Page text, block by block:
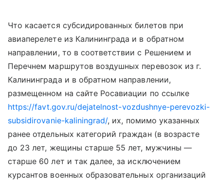
Что касается субсидированных билетов при
авиаперелете из Калининграда и в обратном
направлении, то в соответствии с Решением и
Перечнем маршрутов воздушных перевозок из г.
Калининграда и в обратном направлении,
размещенном на сайте Росавиации по ссылке
https://favt.gov.ru/dejatelnost-vozdushnye-perevozki-
subsidirovanie-kaliningrad/, их, помимо указанных
ранее отдельных категорий граждан (в возрасте
до 23 лет, жещины старше 55 лет, мужчины —
старше 60 лет и так далее, за исключением
курсантов военных образовательных организаций